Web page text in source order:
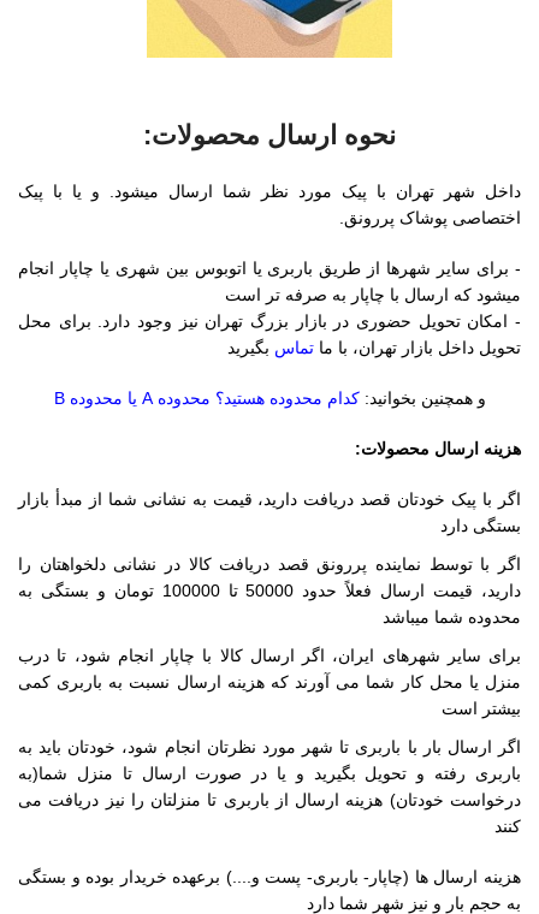
نحوه ارسال محصولات:
داخل شهر تهران با پیک مورد نظر شما ارسال میشود. و یا با پیک
اختصاصی پوشاک پررونق.
- برای سایر شهرها از طریق باربری یا اتوبوس بین شهری یا چاپار انجام
میشود که ارسال با چاپار به صرفه تر است
- امکان تحویل حضوری در بازار بزرگ تهران نیز وجود دارد. برای محل
تحویل داخل بازار تهران، با ما تماس بگیرید
و همچنین بخوانید:کدام محدوده هستید؟ محدوده A یا محدوده B
هزینه ارسال محصولات:
اگر با پیک خودتان قصد دریافت دارید، قیمت به نشانی شما از مبدأ بازار
بستگی دارد
اگر با توسط نماینده پررونق قصد دریافت کالا در نشانی دلخواهتان را
دارید، قیمت ارسال فعلاً حدود 50000 تا 100000 تومان و بستگی به
محدوده شما میباشد
برای سایر شهرهای ایران، اگر ارسال کالا با چاپار انجام شود، تا درب
منزل یا محل کار شما می آورند که هزینه ارسال نسبت به باربری کمی
بیشتر است
اگر ارسال بار با باربری تا شهر مورد نظرتان انجام شود، خودتان باید به
باربری رفته و تحویل بگیرید و یا در صورت ارسال تا منزل شما(به
درخواست خودتان) هزینه ارسال از باربری تا منزلتان را نیز دریافت می
کنند
هزینه ارسال ها (چاپار- باربری- پست و....) برعهده خریدار بوده و بستگی
به حجم بار و نیز شهر شما دارد